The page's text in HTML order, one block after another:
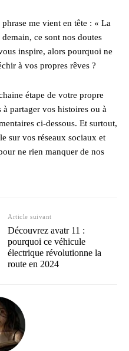
phrase me vient en tête : « La
ce sont nos doutes
inspire, alors pourquoi ne
à vos propres rêves ?
étape de votre propre
partager vos histoires ou à
ci-dessous. Et surtout,
sur vos réseaux sociaux et
ne rien manquer de nos
Article suivant
Découvrez avatr 11 :
pourquoi ce véhicule
électrique révolutionne la
route en 2024